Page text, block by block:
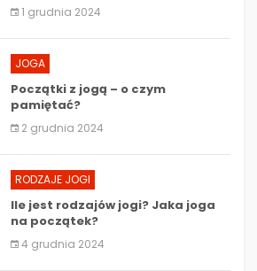
1 grudnia 2024
JOGA
Początki z jogą – o czym
pamiętać?
2 grudnia 2024
RODZAJE JOGI
Ile jest rodzajów jogi? Jaka joga
na początek?
4 grudnia 2024